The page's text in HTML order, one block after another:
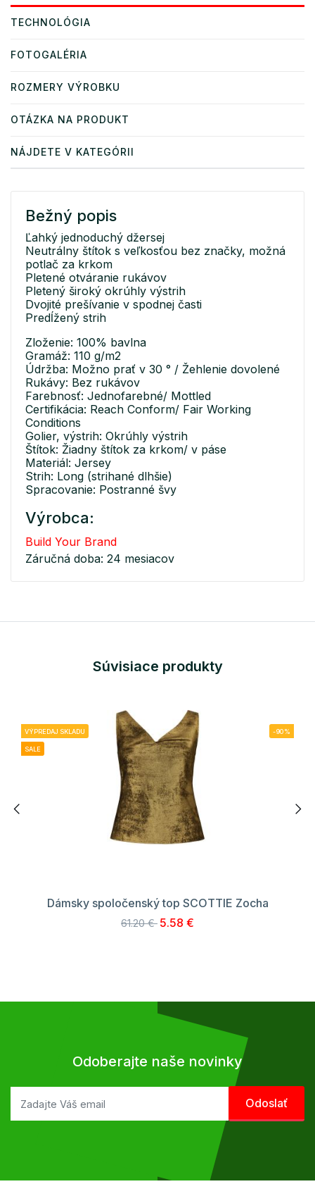
TECHNOLÓGIA
FOTOGALÉRIA
ROZMERY VÝROBKU
OTÁZKA NA PRODUKT
NÁJDETE V KATEGÓRII
Bežný popis
Ľahký jednoduchý džersej
Neutrálny štítok s veľkosťou bez značky, možná
potlač za krkom
Pletené otváranie rukávov
Pletený široký okrúhly výstrih
Dvojité prešívanie v spodnej časti
Predĺžený strih
Zloženie: 100% bavlna
Gramáž: 110 g/m2
Údržba: Možno prať v 30 ° / Žehlenie dovolené
Rukávy: Bez rukávov
Farebnosť: Jednofarebné/ Mottled
Certifikácia: Reach Conform/ Fair Working
Conditions
Golier, výstrih: Okrúhly výstrih
Štítok: Žiadny štítok za krkom/ v páse
Materiál: Jersey
Strih: Long (strihané dlhšie)
Spracovanie: Postranné švy
Výrobca:
Build Your Brand
Záručná doba: 24 mesiacov
Súvisiace produkty
VÝPREDAJ SKLADU
SALE
-90%
Dámsky spoločenský top SCOTTIE Zocha
61.20 € 5.58 €
Odoberajte naše novinky